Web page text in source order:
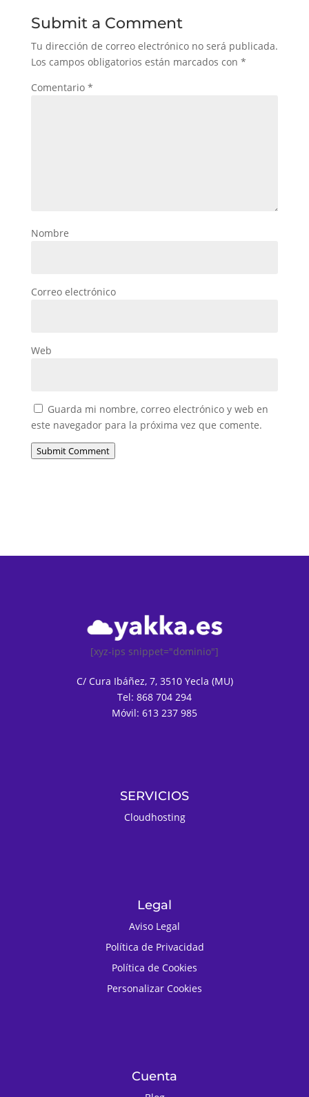
Submit a Comment
Tu dirección de correo electrónico no será publicada.
Los campos obligatorios están marcados con *
Comentario *
Nombre
Correo electrónico
Web
Guarda mi nombre, correo electrónico y web en
este navegador para la próxima vez que comente.
Submit Comment
[xyz-ips snippet="dominio"]
C/ Cura Ibáñez, 7, 3510 Yecla (MU)
Tel: 868 704 294
Móvil: 613 237 985
SERVICIOS
Cloudhosting
Legal
Aviso Legal
Política de Privacidad
Política de Cookies
Personalizar Cookies
Cuenta